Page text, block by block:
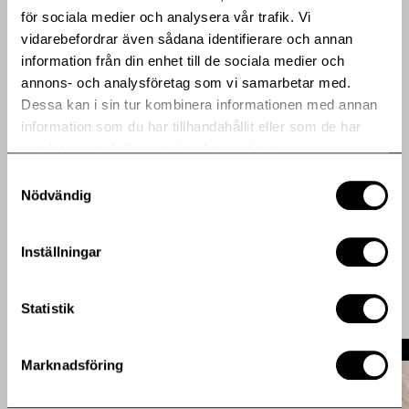
för sociala medier och analysera vår trafik. Vi
vidarebefordrar även sådana identifierare och annan
information från din enhet till de sociala medier och
annons- och analysföretag som vi samarbetar med.
Dessa kan i sin tur kombinera informationen med annan
information som du har tillhandahållit eller som de har
Nödvändig
Inställningar
Statistik
Marknadsföring
Dela artikeln med en vän eller ditt nätverk
Bifogade filer